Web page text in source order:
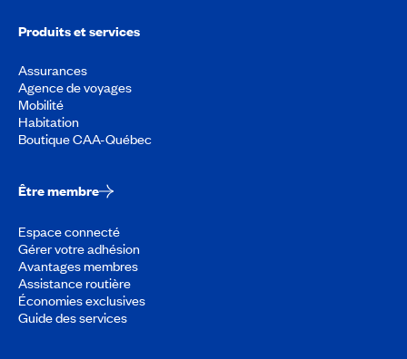
Produits et services
Assurances
Agence de voyages
Mobilité
Habitation
Boutique CAA-Québec
Être membre
Espace connecté
Gérer votre adhésion
Avantages membres
Assistance routière
Économies exclusives
Guide des services